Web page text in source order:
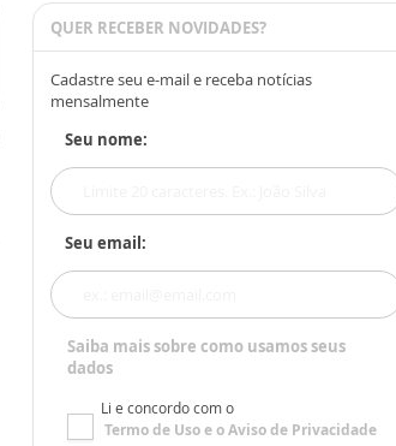
QUER RECEBER NOVIDADES?
Cadastre seu e-mail e receba notícias
mensalmente
Seu nome:
Seu email:
Saiba mais sobre como usamos seus
dados
Li e concordo com o
Termo de Usoe oAviso de Privacidade